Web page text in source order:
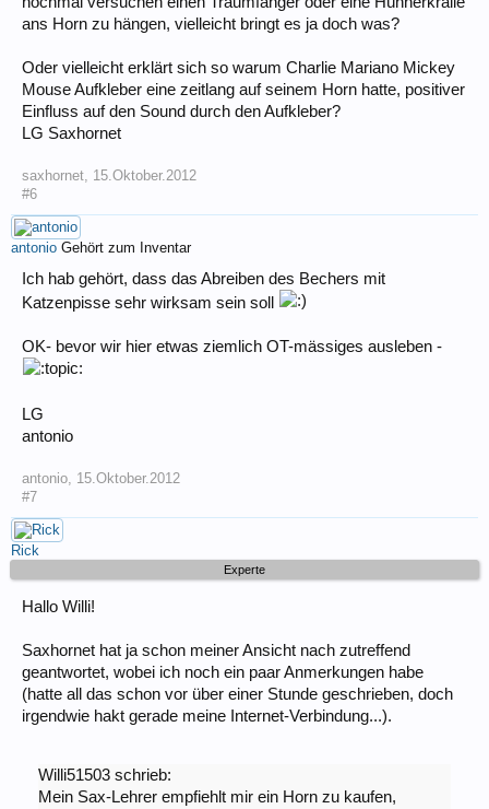
ans Horn zu hängen, vielleicht bringt es ja doch was?
Oder vielleicht erklärt sich so warum Charlie Mariano Mickey
Mouse Aufkleber eine zeitlang auf seinem Horn hatte, positiver
Einfluss auf den Sound durch den Aufkleber?
LG Saxhornet
saxhornet 15.Oktober.2012
#6
antonio Gehört zum Inventar
Ich hab gehört, dass das Abreiben des Bechers mit
Katzenpisse sehr wirksam sein soll
OK- bevor wir hier etwas ziemlich OT-mässiges ausleben -
LG
antonio
antonio 15.Oktober.2012
#7
Rick
Experte
Hallo Willi!
Saxhornet hat ja schon meiner Ansicht nach zutreffend
geantwortet, wobei ich noch ein paar Anmerkungen habe
(hatte all das schon vor über einer Stunde geschrieben, doch
irgendwie hakt gerade meine Internet-Verbindung...).
Willi51503 schrieb:
Mein Sax-Lehrer empfiehlt mir ein Horn zu kaufen,